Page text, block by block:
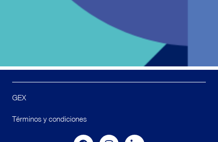
GEX
Términos y condiciones
F I L